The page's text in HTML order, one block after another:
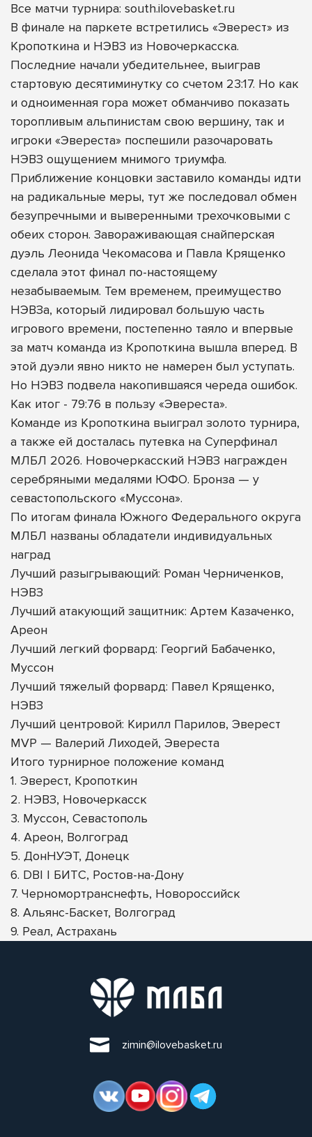
Все матчи турнира: south.ilovebasket.ru
В финале на паркете встретились «Эверест» из
Кропоткина и НЭВЗ из Новочеркасска.
Последние начали убедительнее, выиграв
стартовую десятиминутку со счетом 23:17. Но как
и одноименная гора может обманчиво показать
торопливым альпинистам свою вершину, так и
игроки «Эвереста» поспешили разочаровать
НЭВЗ ощущением мнимого триумфа.
Приближение концовки заставило команды идти
на радикальные меры, тут же последовал обмен
безупречными и выверенными трехочковыми с
обеих сторон. Завораживающая снайперская
дуэль Леонида Чекомасова и Павла Крященко
сделала этот финал по-настоящему
незабываемым. Тем временем, преимущество
НЭВЗа, который лидировал большую часть
игрового времени, постепенно таяло и впервые
за матч команда из Кропоткина вышла вперед. В
этой дуэли явно никто не намерен был уступать.
Но НЭВЗ подвела накопившаяся череда ошибок.
Как итог - 79:76 в пользу «Эвереста».
Команде из Кропоткина выиграл золото турнира,
а также ей досталась путевка на Суперфинал
МЛБЛ 2026. Новочеркасский НЭВЗ награжден
серебряными медалями ЮФО. Бронза — у
севастопольского «Муссона».
По итогам финала Южного Федерального округа
МЛБЛ названы обладатели индивидуальных
наград
Лучший разыгрывающий: Роман Черниченков,
НЭВЗ
Лучший атакующий защитник: Артем Казаченко,
Ареон
Лучший легкий форвард: Георгий Бабаченко,
Муссон
Лучший тяжелый форвард: Павел Крященко,
НЭВЗ
Лучший центровой: Кирилл Парилов, Эверест
MVP — Валерий Лиходей, Эвереста
Итого турнирное положение команд
1. Эверест, Кропоткин
2. НЭВЗ, Новочеркасск
3. Муссон, Севастополь
4. Ареон, Волгоград
5. ДонНУЭТ, Донецк
6. DBI | БИТС, Ростов-на-Дону
7. Черномортранснефть, Новороссийск
8. Альянс-Баскет, Волгоград
9. Реал, Астрахань
zimin@ilovebasket.ru